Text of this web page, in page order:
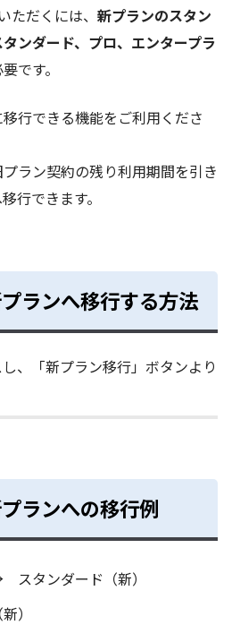
ただくには、 新プランのスタン
ンダード、プロ、エンタープラ
です。
行できる機能をご利用くださ
ラン契約の残り利用期間を引き
行できます。
ランへ移行する方法
、「新プラン移行」ボタンより
ランへの移行例
タンダード（新）
）